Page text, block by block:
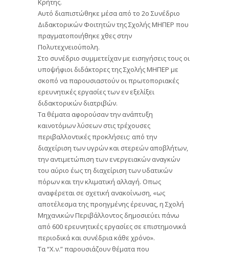
Κρήτης.
Αυτό διαπιστώθηκε μέσα από το 2ο Συνέδριο
Διδακτορικών Φοιτητών της Σχολής ΜΗΠΕΡ που
πραγματοποιήθηκε χθες στην
Πολυτεχνειούπολη.
Στο συνέδριο συμμετείχαν με εισηγήσεις τους οι
υποψήφιοι διδάκτορες της Σχολής ΜΗΠΕΡ με
σκοπό να παρουσιαστούν οι πρωτοποριακές
ερευνητικές εργασίες των εν εξελίξει
διδακτορικών διατριβών.
Τα θέματα αφορούσαν την ανάπτυξη
καινοτόμων λύσεων στις τρέχουσες
περιβαλλοντικές προκλήσεις: από την
διαχείριση των υγρών και στερεών αποβλήτων,
την αντιμετώπιση των ενεργειακών αναγκών
του αύριο έως τη διαχείριση των υδατικών
πόρων και την κλιματική αλλαγή. Οπως
αναφέρεται σε σχετική ανακοίνωση, «ως
αποτέλεσμα της προηγμένης έρευνας, η Σχολή
Μηχανικών Περιβάλλοντος δημοσιεύει πάνω
από 600 ερευνητικές εργασίες σε επιστημονικά
περιοδικά και συνέδρια κάθε χρόνο».
Τα “Χ.ν.” παρουσιάζουν θέματα που